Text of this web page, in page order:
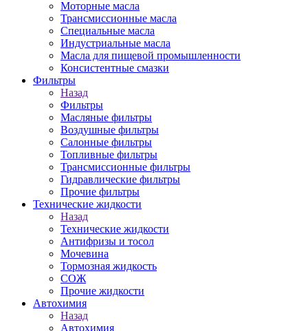
Моторные масла
Трансмиссионные масла
Специальные масла
Индустриальные масла
Масла для пищевой промышленности
Консистентные смазки
Фильтры
Назад
Фильтры
Масляные фильтры
Воздушные фильтры
Салонные фильтры
Топливные фильтры
Трансмиссионные фильтры
Гидравлические фильтры
Прочие фильтры
Технические жидкости
Назад
Технические жидкости
Антифризы и тосол
Мочевина
Тормозная жидкость
СОЖ
Прочие жидкости
Автохимия
Назад
Автохимия